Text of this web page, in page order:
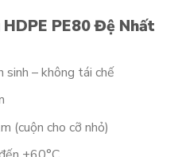
PE80 Đệ Nhất
sinh – không tái chế
(cuộn cho cỡ nhỏ)